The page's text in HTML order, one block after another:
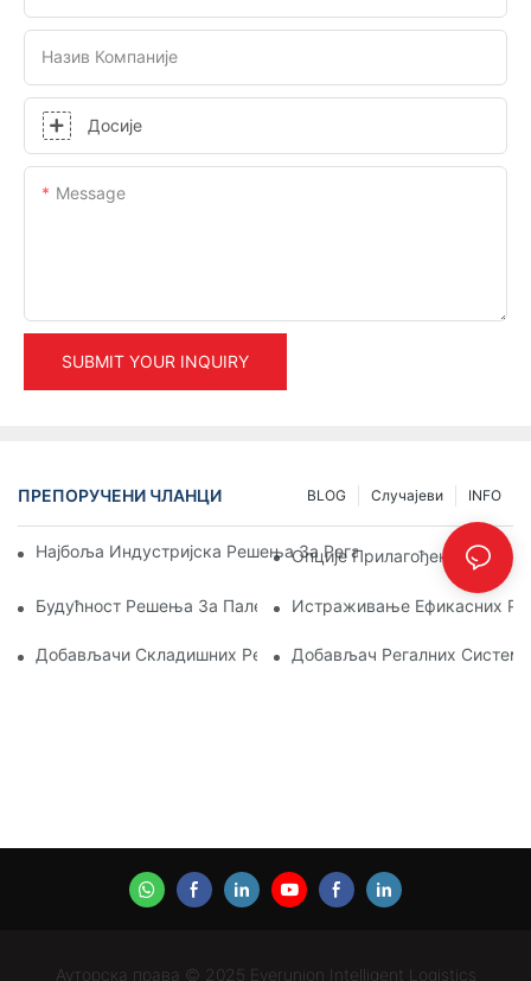
Назив Компаније
Досије
Message
SUBMIT YOUR INQUIRY
ПРЕПОРУЧЕНИ ЧЛАНЦИ INFO
Случајеви
BLOG
Најбоља Индустријска Решења За Регале За Ефикасно
Опције Прилагођених
Будућност Решења За Палетне Регале: Трендови И
Истраживање Ефикасних
Добављачи Складишних Регала: На Шта Треба Обратити
Добављач Регалних
Ауторска права © 2025 Everunion Intelligent Logistics